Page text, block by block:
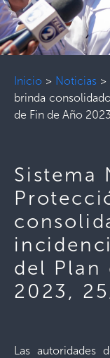
Inicio > Noticias>
brinda
de Fin de Año
Sistema
del Plan
2023,
Las autoridades